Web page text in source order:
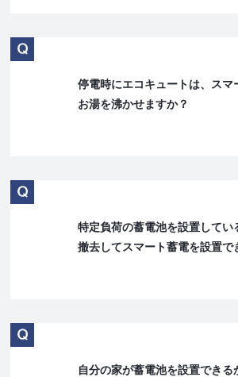
停電時にエコキュートは、スマ
お湯を沸かせますか？
特定負荷の蓄電池を設置してい
撤去してスマート蓄電を設置で
自分の家が蓄電池を設置できる